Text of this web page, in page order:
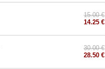
15.00 €
14.25 €
30.00 €
28.50 €